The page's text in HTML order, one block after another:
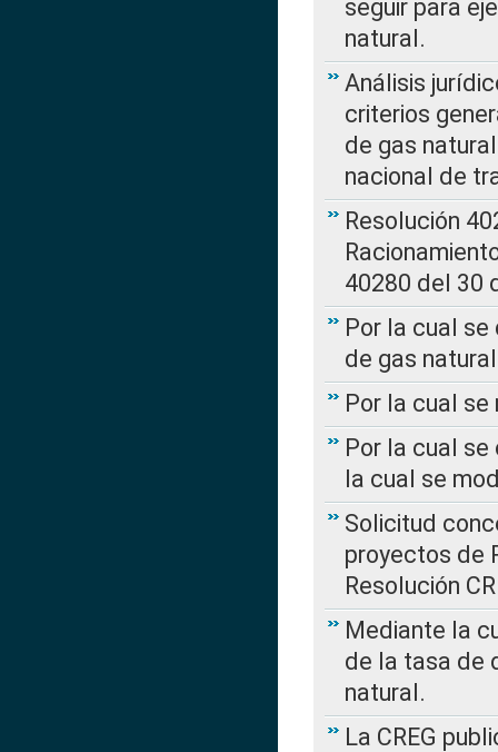
seguir para
natural.
Análisis
criterios
de gas
nacional de
Resolución
40280 del 30
Por la cual
de gas natural
Por la cual se
Por la cual se
la cual se
Solicitud
proyectos de
Resolución
Mediante la
de la tasa de
natural.
La CREG